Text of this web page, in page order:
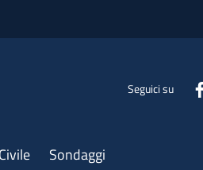
Seguici su
Sondaggi